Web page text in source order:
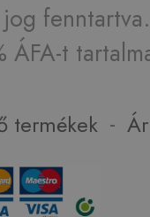
fenntartva.
ÁFA-t
termékek -